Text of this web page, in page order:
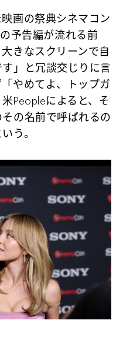
画の祭典シネマコン
予告編が流れる前
きなスクリーンで自
」と冗談交じりに言
やめてよ、トップガ
Peopleによると、そ
の名前で呼ばれるの
う。